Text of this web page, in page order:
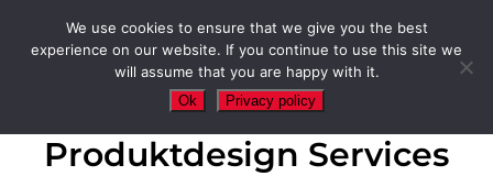
Produktdesign Services
We use cookies to ensure that we give you the best
experience on our website. If you continue to use this site we
will assume that you are happy with it.
Ok Privacy policy